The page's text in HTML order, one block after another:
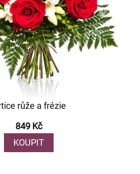
růže a frézie
849 Kč
KOUPIT